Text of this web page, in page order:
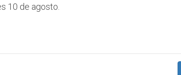
10 de agosto.